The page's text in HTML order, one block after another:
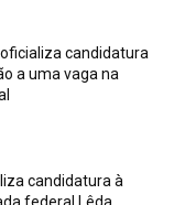
candidatura
a uma vaga na
candidatura à